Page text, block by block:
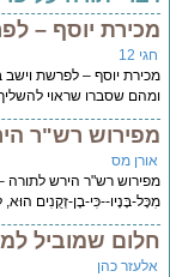
יוסף –
12
יוסף – לפרשת וישב בין
שסברו שראוי להשליך
רש"ר
מס
רש"ר הירש לתורה –
בָּנָיו--כִּי-בֶן-זְקֻנִים הוּא,
שמוביל
כהן